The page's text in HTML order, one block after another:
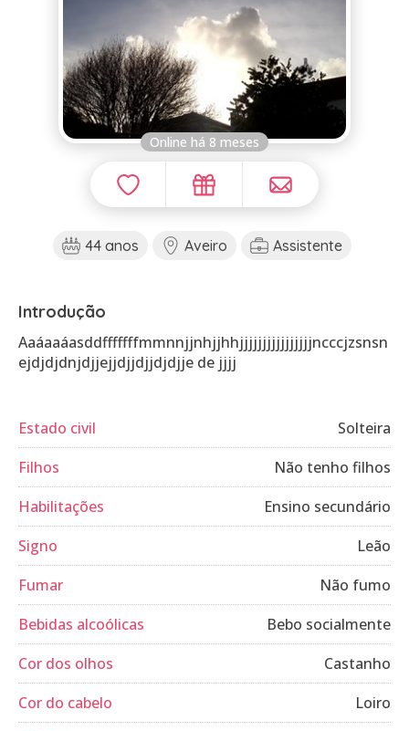
Online há 8 meses
44 anos Aveiro Assistente
Introdução
Aaáaaáasddfffffffmmnnjjnhjjhhjjjjjjjjjjjjjjjjncccjzsnsn
ejdjdjdnjdjjejjdjjdjjdjdjje de jjjj
Estado civil
Solteira
Filhos
Não tenho filhos
Habilitações
Ensino secundário
Signo
Leão
Fumar
Não fumo
Bebidas alcoólicas
Bebo socialmente
Cor dos olhos
Castanho
Cor do cabelo
Loiro